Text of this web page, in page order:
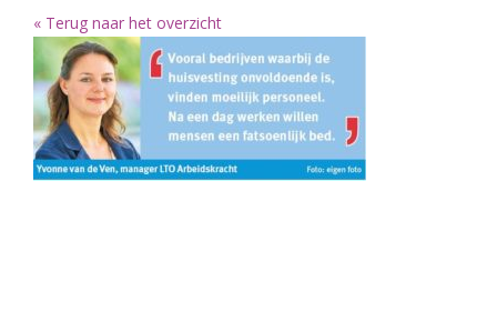
« Terug naar het overzicht